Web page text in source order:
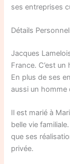
ses entreprises
Détails
Jacques
France. C’est
En plus de ses
aussi un homme
Il est marié à
belle vie
que ses
privée.